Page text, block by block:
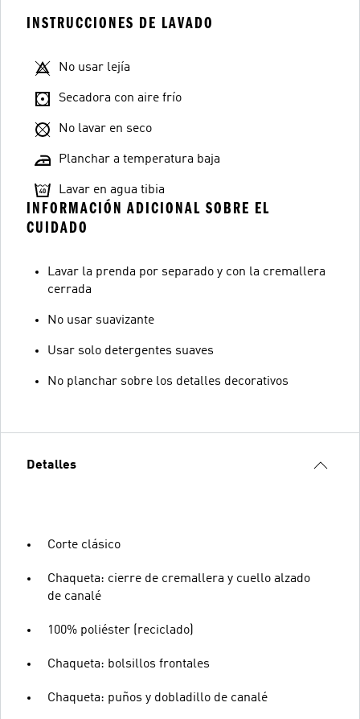
INSTRUCCIONES DE LAVADO
No usar lejía
Secadora con aire frío
No lavar en seco
Planchar a temperatura baja
Lavar en agua tibia
INFORMACIÓN ADICIONAL SOBRE EL
CUIDADO
Lavar la prenda por separado y con la cremallera
cerrada
No usar suavizante
Usar solo detergentes suaves
No planchar sobre los detalles decorativos
Detalles
Corte clásico
Chaqueta: cierre de cremallera y cuello alzado
de canalé
100% poliéster (reciclado)
Chaqueta: bolsillos frontales
Chaqueta: puños y dobladillo de canalé